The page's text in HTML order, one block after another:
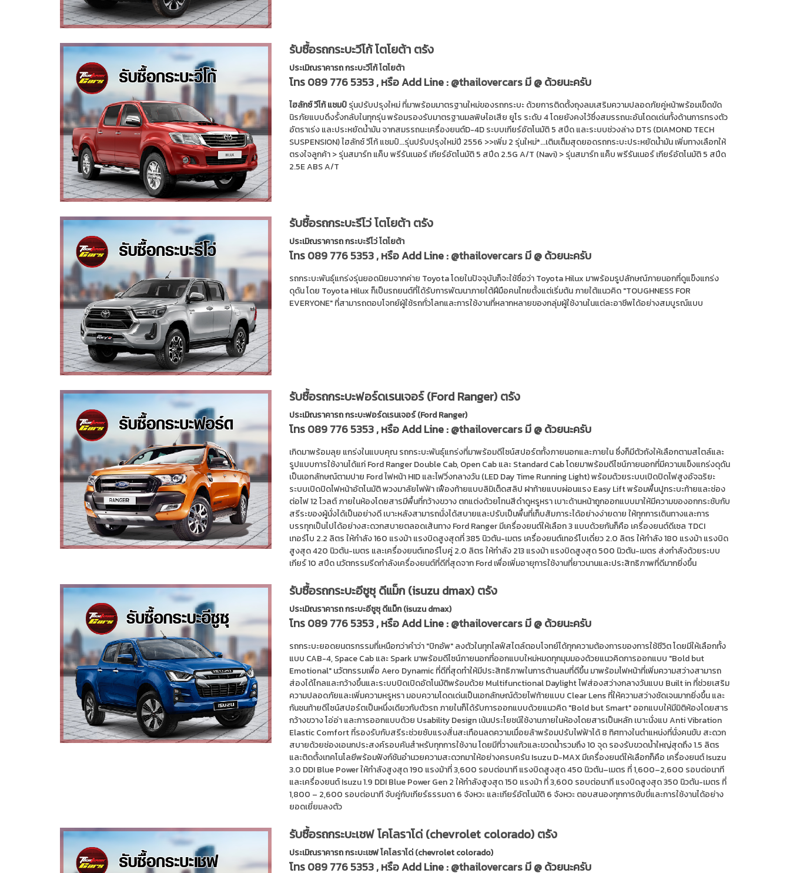
รับซื้อรถกระบะวีโก้ โตโยต้า ตรัง
ประเมิณราคารถ กระบะวีโก้ โตโยต้า
โทร089 776 5353, หรือ Add Line :@thailovercarsมี @ ด้วยนะครับ
ไฮลักซ์ วีโก้ แชมป์รุ่นปรับปรุงใหม่ ที่มาพร้อมมาตรฐานใหม่ของรถกระบะ ด้วยการติดตั้งถุงลมเสริมความปลอดภัยคู่หน้าพร้อมเข็ดขัด
นิรภัยแบบดึงรั้งกลับในทุกรุ่น พร้อมรองรับมาตรฐานมลพิษไอเสีย ยูโร ระดับ 4 โดยยังคงไว้ซึ่งสมรรถนะอันโดดเด่นทั้งด้านการทรงตัว
อัตราเร่ง และประหยัดน้ำมัน จากสมรรถนะเครื่องยนต์D-4D ระบบเกียร์อัตโนมัติ 5 สปีด และระบบช่วงล่าง DTS (DIAMOND TECH
SUSPENSION) ไฮลักซ์ วีโก้ แชมป์...รุ่นปรับปรุงใหม่ปี 2556 >>เพิ่ม 2 รุ่นใหม่*...เติมเต็มสุดยอดรถกระบะประหยัดน้ำมัน เพิ่มทางเลือกให้
ตรงใจลูกค้า > รุ่นสมาร์ท แค็บ พรีรันเนอร์ เกียร์อัตโนมัติ 5 สปีด 2.5G A/T (Navi) > รุ่นสมาร์ท แค็บ พรีรันเนอร์ เกียร์อัตโนมัติ 5 สปีด
2.5E ABS A/T
รับซื้อรถกระบะรีโว่ โตโยต้า ตรัง
ประเมิณราคารถ กระบะรีโว่ โตโยต้า
โทร089 776 5353, หรือ Add Line :@thailovercarsมี @ ด้วยนะครับ
รถกระบะพันธุ์แกร่งรุ่นยอดนิยมจากค่าย Toyota โดยในปัจจุบันก็จะใช้ชื่อว่า Toyota Hilux มาพร้อมรูปลักษณ์ภายนอกที่ดูแข็งแกร่ง
ดุดัน โดย Toyota Hilux ก็เป็นรถยนต์ที่ได้รับการพัฒนาภายใต้ฝีมือคนไทยตั้งแต่เริ่มต้น ภายใต้แนวคิด "TOUGHNESS FOR
EVERYONE" ที่สามารถตอบโจทย์ผู้ใช้รถทั่วโลกและการใช้งานที่หลากหลายของกลุ่มผู้ใช้งานในแต่ละอาชีพได้อย่างสมบูรณ์แบบ
รับซื้อรถกระบะฟอร์ดเรนเจอร์ (Ford Ranger) ตรัง
ประเมิณราคารถ กระบะฟอร์ดเรนเจอร์ (Ford Ranger)
โทร089 776 5353, หรือ Add Line :@thailovercarsมี @ ด้วยนะครับ
เกิดมาพร้อมลุย แกร่งในแบบคุณ รถกระบะพันธุ์แกร่งที่มาพร้อมดีไซน์สปอร์ตทั้งภายนอกและภายใน ซึ่งก็มีตัวถังให้เลือกตามสไตล์และ
รูปแบบการใช้งานได้แก่ Ford Ranger Double Cab, Open Cab และ Standard Cab โดยมาพร้อมดีไซน์ภายนอกที่มีความแข็งแกร่งดุดัน
เป็นเอกลักษณ์ตามปาย Ford ไฟหน้า HID และไฟวิ่งกลางวัน (LED Day Time Running Light) พร้อมด้วยระบบเปิดปิดไฟสูงอัจฉริยะ
ระบบเปิดปิดไฟหน้าอัตโนมัติ พวงมาลัยไฟฟ้า เฟืองท้ายแบบลิมิเต็ดสลิป ฝาท้ายแบบผ่อนแรง Easy Lift พร้อมพื้นปูกระบะท้ายและช่อง
ต่อไฟ 12 โวลต์ ภายในห้องโดยสารมีพื้นที่กว้างขวาง ตกแต่งด้วยโทนสีดำดูหรูหรา เบาะด้านหน้าถูกออกแบบมาให้มีความของอกกระชับกับ
สรีระของผู้นั่งได้เป็นอย่างดี เบาะหลังสามารถนั่งได้สบายและปรับเป็นพื้นที่เก็บสัมภาระได้อย่างง่ายดาย ให้ทุกการเดินทางและการ
บรรทุกเป็นไปได้อย่างสะดวกสบายตลอดเส้นทาง Ford Ranger มีเครื่องยนต์ให้เลือก 3 แบบด้วยกันก็คือ เครื่องยนต์ดีเซล TDCI
เทอร์โบ 2.2 ลิตร ให้กำลัง 160 แรงม้า แรงบิดสูงสุดที่ 385 นิวตัน-เมตร เครื่องยนต์เทอร์โบเดี่ยว 2.0 ลิตร ให้กำลัง 180 แรงม้า แรงบิด
สูงสุด 420 นิวตัน-เมตร และเครื่องยนต์เทอร์โบคู่ 2.0 ลิตร ให้กำลัง 213 แรงม้า แรงบิดสูงสุด 500 นิวตัน-เมตร ส่งกำลังด้วยระบบ
เกียร์ 10 สปีด นวัตกรรมรีดกำลังเครื่องยนต์ที่ดีที่สุดจาก Ford เพื่อเพิ่มอายุการใช้งานที่ยาวนานและประสิทธิภาพที่ดีมากยิ่งขึ้น
รับซื้อรถกระบะอีซูซุ ดีแม็ก (isuzu dmax) ตรัง
ประเมิณราคารถ กระบะอีซูซุ ดีแม็ก (isuzu dmax)
โทร089 776 5353, หรือ Add Line :@thailovercarsมี @ ด้วยนะครับ
รถกระบะยอดยนตรกรรมที่เหนือกว่าคำว่า "ปิกอัพ" ลงตัวในทุกไลฟ์สไตล์ตอบโจทย์ได้ทุกความต้องการของการใช้ชีวิต โดยมีให้เลือกทั้ง
แบบ CAB-4, Space Cab และ Spark มาพร้อมดีไซน์ภายนอกที่ออกแบบใหม่หมดทุกมุมมองด้วยแนวคิดการออกแบบ "Bold but
Emotional" นวัตกรรมเพื่อ Aero Dynamic ที่ดีที่สุดทำให้มีประสิทธิภาพในการต้านลมที่ดีขึ้น มาพร้อมไฟหน้าที่เพิ่มความสว่างสามารถ
ส่องได้ไกลและกว้างขึ้นและระบบปิดเปิดอัตโนมัติพร้อมด้วย Multifunctional Daylight ไฟส่องสว่างกลางวันแบบ Built in ที่ช่วยเสริม
ความปลอดภัยและเพิ่มความหรูหรา มอบความโดดเด่นเป็นเอกลักษณ์ด้วยไฟท้ายแบบ Clear Lens ที่ให้ความสว่างชัดเจนมากยิ่งขึ้น และ
กันชนท้ายดีไซน์สปอร์ตเป็นหนึ่งเดียวกับตัวรถ ภายในก็ได้รับการออกแบบด้วยแนวคิด "Bold but Smart" ออกแบบให้มีมิติห้องโดยสาร
กว้างขวาง โอ่อ่า และการออกแบบด้วย Usability Design เน้นประโยชน์ใช้งานภายในห้องโดยสารเป็นหลัก เบาะนั่งแบ Anti Vibration
Elastic Comfort ที่รองรับกับสรีระช่วยซับแรงสั่นสะเทือนลดความเมื่อยล้าพร้อมปรับไฟฟ้าได้ 8 ทิศทางในตำแหน่งที่นั่งคนขับ สะดวก
สบายด้วยช่องเอนกประสงค์รอบคันสำหรับทุกการใช้งาน โดยมีที่วางแก้วและขวดน้ำรวมถึง 10 จุด รองรับขวดน้ำใหญ่สุดถึง 1.5 ลิตร
และติดตั้งเทคโนโลยีพร้อมฟังก์ชันอำนวยความสะดวกมาให้อย่างครบครัน Isuzu D-MAX มีเครื่องยนต์ให้เลือกก็คือ เครื่องยนต์ Isuzu
3.0 DDI Blue Power ให้กำลังสูงสุด 190 แรงม้าที่ 3,600 รอบต่อนาที แรงบิดสูงสุด 450 นิวตัน–เมตร ที่ 1,600–2,600 รอบต่อนาที
และเครื่องยนต์ Isuzu 1.9 DDI Blue Power Gen 2 ให้กำลังสูงสุด 150 แรงม้า ที่ 3,600 รอบต่อนาที แรงบิดสูงสุด 350 นิวตัน-เมตร ที่
1,800 – 2,600 รอบต่อนาที จับคู่กับเกียร์ธรรมดา 6 จังหวะ และเกียร์อัตโนมัติ 6 จังหวะ ตอบสนองทุกการขับขี่และการใช้งานได้อย่าง
ยอดเยี่ยมลงตัว
รับซื้อรถกระบะเชฟ โคโลราโด่ (chevrolet colorado) ตรัง
ประเมิณราคารถ กระบะเชฟ โคโลราโด่ (chevrolet colorado)
โทร089 776 5353, หรือ Add Line :@thailovercarsมี @ ด้วยนะครับ